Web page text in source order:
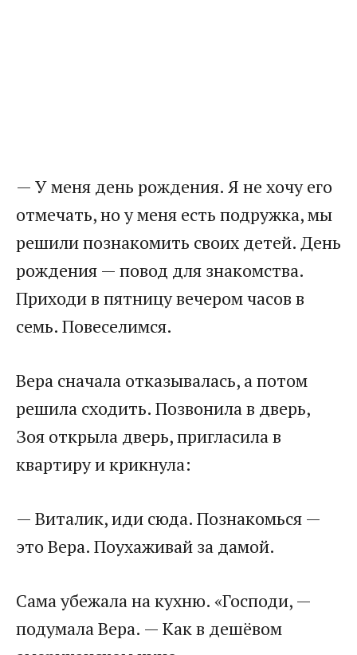
— У меня день рождения. Я не хочу его
отмечать, но у меня есть подружка, мы
решили познакомить своих детей. День
рождения — повод для знакомства.
Приходи в пятницу вечером часов в
семь. Повеселимся.
Вера сначала отказывалась, а потом
решила сходить. Позвонила в дверь,
Зоя открыла дверь, пригласила в
квартиру и крикнула:
— Виталик, иди сюда. Познакомься —
это Вера. Поухаживай за дамой.
Сама убежала на кухню. «Господи, —
подумала Вера. — Как в дешёвом